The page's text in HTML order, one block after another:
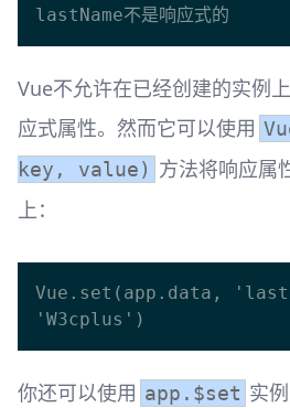
Vue不允许在已经创建的实例
应式属性。然而它可以使用
key, value) 方法将响应属
上：
Vue.set(app.data,
你还可以使用 app.$set 实